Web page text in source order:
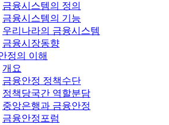
금융시스템의 정의
금융시스템의 기능
우리나라의 금융시스템
금융시장동향
정의 이해
개요
금융안정 정책수단
정책당국간 역할분담
중앙은행과 금융안정
금융안정포럼